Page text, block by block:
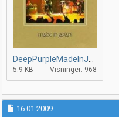
5.9 KB Visninger: 968
16.01.2009